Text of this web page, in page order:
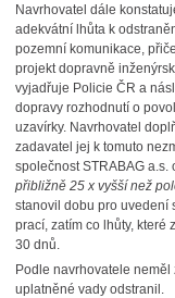
Navrhovatel dále
adekvátní lhůta k
pozemní komunikace,
projekt dopravně
vyjadřuje Policie ČR a
dopravy rozhodnutí o
uzavírky. Navrhovatel
zadavatel jej k tomuto
společnost STRABAG a.s.
přibližně 25 x vyšší než
stanovil dobu pro uvedení
prací, zatím co lhůty, které
30 dnů.
Podle navrhovatele neměl
uplatněné vady odstranil.